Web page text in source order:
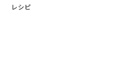
レシピ